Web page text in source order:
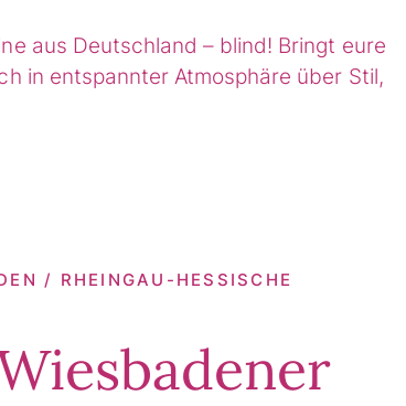
aus Deutschland – blind! Bringt eure
in entspannter Atmosphäre über Stil,
/ RHEINGAU-HESSISCHE